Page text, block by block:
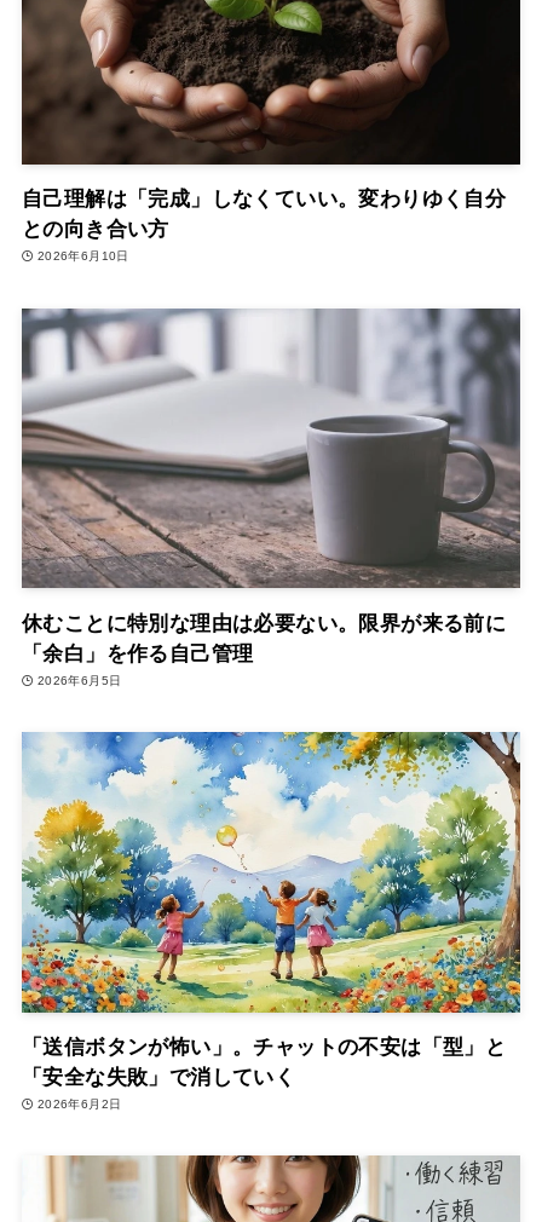
自己理解は「完成」しなくていい。変わりゆく自分
との向き合い方
2026年6月10日
休むことに特別な理由は必要ない。限界が来る前に
「余白」を作る自己管理
2026年6月5日
「送信ボタンが怖い」。チャットの不安は「型」と
「安全な失敗」で消していく
2026年6月2日